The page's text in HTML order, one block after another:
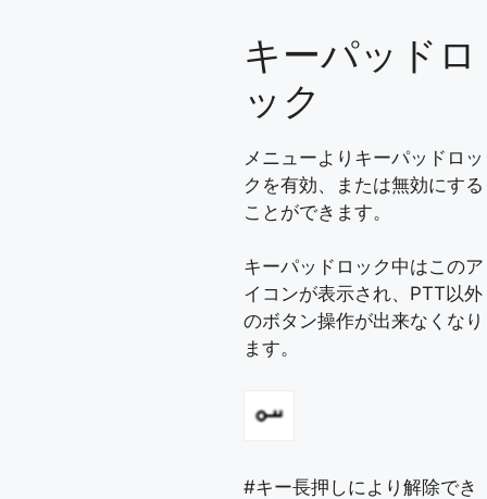
キーパッドロ
ック
メニューよりキーパッドロッ
クを有効、または無効にする
ことができます。
キーパッドロック中はこのア
イコンが表示され、PTT以外
のボタン操作が出来なくなり
ます。
#キー長押しにより解除でき